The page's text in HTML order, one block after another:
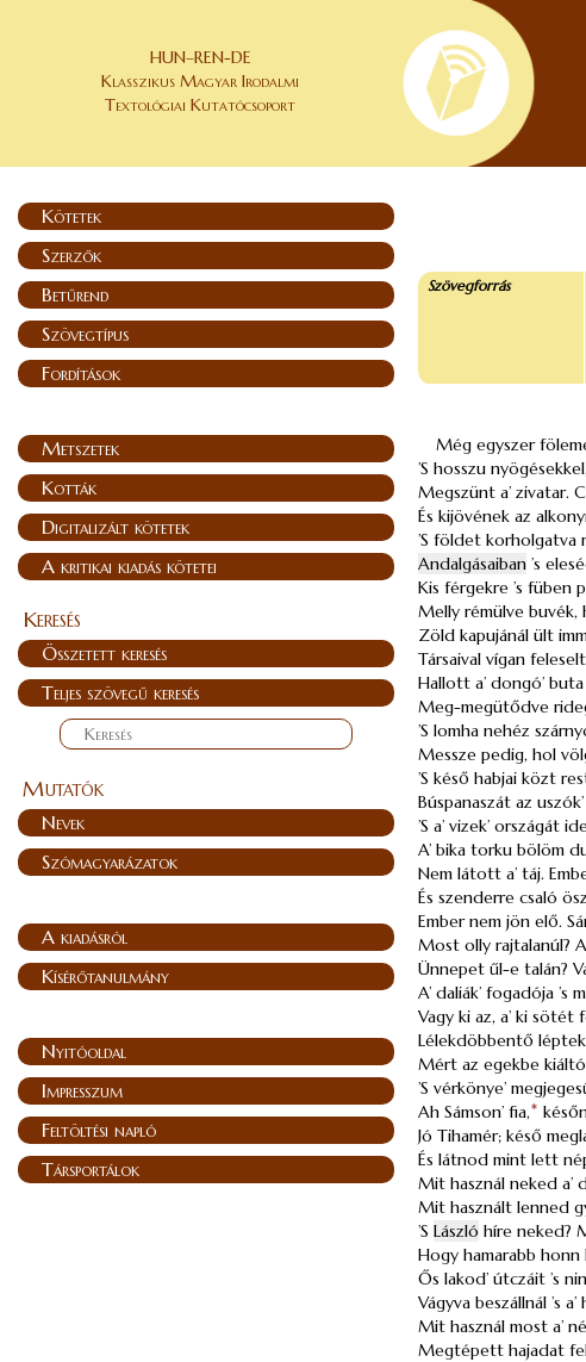
HUN–REN-DE
Klasszikus Magyar Irodalmi
Textológiai Kutatócsoport
Kötetek
Szerzők
Betűrend
Szövegtípus
Fordítások
Metszetek
Kották
Digitalizált kötetek
A kritikai kiadás kötetei
Keresés
Összetett keresés
Teljes szövegű keresés
Mutatók
Nevek
Szómagyarázatok
A kiadásról
Kísérőtanulmány
Nyitóoldal
Impresszum
Feltöltési napló
Társportálok
Szövegforrás
Még egyszer
’S hosszu
Megszünt a’ zivatar.
És kijövének az
’S földet korholgatva
Andalgásaiban ’s
Kis férgekre ’s füben
Melly rémülve buvék,
Zöld kapujánál ült
Társaival vígan
Hallott a’ dongó’
Meg-megütődve
’S lomha nehéz
Messze pedig, hol
’S késő habjai közt
Búspanaszát az
’S a’ vizek’ országát
A’ bika torku bölöm
Nem látott a’ táj.
És szenderre csaló
Ember nem jön elő.
Most olly rajtalanúl?
Ünnepet űl-e talán?
A’ daliák’ fogadója ’s
Vagy ki az, a’ ki sötét
Lélekdöbbentő
Mért az egekbe
’S vérkönye’
Ah Sámson’ fia,*
Jó Tihamér; késő
És látnod mint lett
Mit használ neked a’
Mit használt lenned
’S László híre neked?
Hogy hamarabb honn
Ős lakod’ útczáit ’s
Vágyva beszállnál ’s
Mit használ most a’
Megtépett hajadat